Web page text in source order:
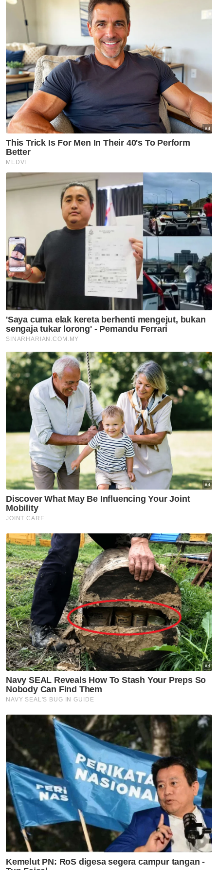
Artikel Disyorkan
Politik
PRN Melaka: Julai keluar
kerajaan, Ogos mahu runding
kerusi – Akmal Saleh
Politik
Muafakat parti Melayu bukan
Politik
Kesatuan Pondok-pondok
Kelantan tidak mewakili
pendirian semua institusi
pondok di negeri ini
Dewan Ulama Pas pertahan
Abdul Hadi dakwaan DAP mahu
hapuskan Islam, Melayu